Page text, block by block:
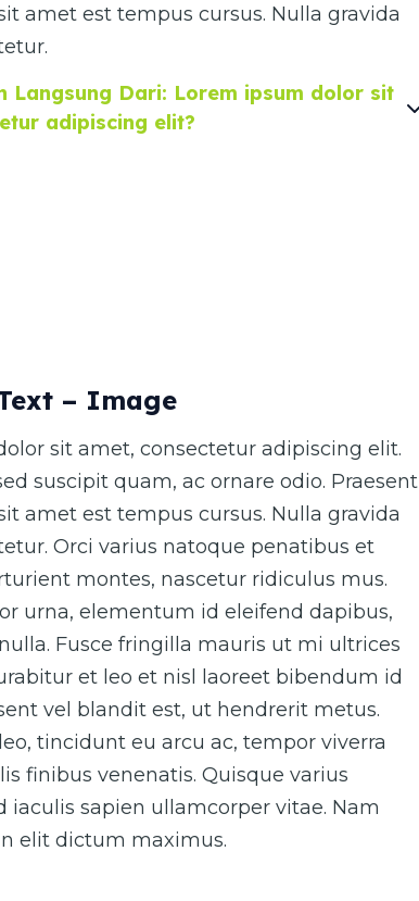
amet est tempus cursus. Nulla gravida
Langsung Dari: Lorem ipsum dolor sit
adipiscing elit?
– Image
sit amet, consectetur adipiscing elit.
suscipit quam, ac ornare odio. Praesent
amet est tempus cursus. Nulla gravida
Orci varius natoque penatibus et
montes, nascetur ridiculus mus.
urna, elementum id eleifend dapibus,
Fusce fringilla mauris ut mi ultrices
et leo et nisl laoreet bibendum id
vel blandit est, ut hendrerit metus.
tincidunt eu arcu ac, tempor viverra
finibus venenatis. Quisque varius
iaculis sapien ullamcorper vitae. Nam
elit dictum maximus.